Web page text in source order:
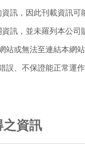
訊，因此刊載資訊可
訊，並未羅列本公司
或無法至連結本網
誤、不保證能正常運
資訊